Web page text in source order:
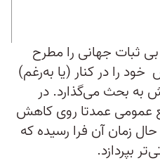
ثبات جهانی را مطرح
را در کنار (یا به‌رغم)
به بحث می‌گذارد. در
عمومی عمدتا روی کاهش
زمان آن فرا رسیده که
بپردازد.